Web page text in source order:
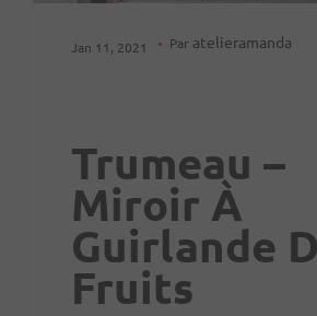
Jan 11, 2021 Par atelieramanda
Trumeau –
Miroir À
Guirlande
Fruits